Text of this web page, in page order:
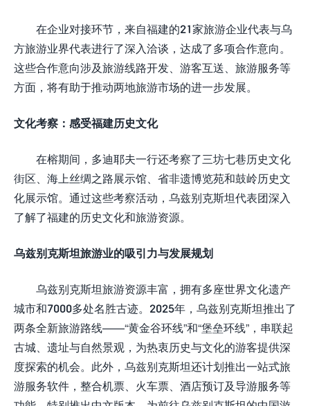
在企业对接环节，来自福建的21家旅游企业代表与乌
方旅游业界代表进行了深入洽谈，达成了多项合作意向。
这些合作意向涉及旅游线路开发、游客互送、旅游服务等
方面，将有助于推动两地旅游市场的进一步发展。
文化考察：感受福建历史文化
在榕期间，多迪耶夫一行还考察了三坊七巷历史文化
街区、海上丝绸之路展示馆、省非遗博览苑和鼓岭历史文
化展示馆。通过这些考察活动，乌兹别克斯坦代表团深入
了解了福建的历史文化和旅游资源。
乌兹别克斯坦旅游业的吸引力与发展规划
乌兹别克斯坦旅游资源丰富，拥有多座世界文化遗产
城市和7000多处名胜古迹。2025年，乌兹别克斯坦推出了
两条全新旅游路线——“黄金谷环线”和“堡垒环线”，串联起
古城、遗址与自然景观，为热衷历史与文化的游客提供深
度探索的机会。此外，乌兹别克斯坦还计划推出一站式旅
游服务软件，整合机票、火车票、酒店预订及导游服务等